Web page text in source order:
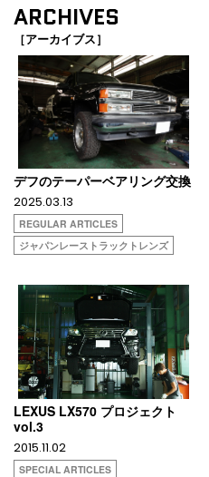
ARCHIVES
［アーカイブス］
デフのテーパーベアリング交換
2025.03.13
REGULAR ARTICLES
ジャパンレーストラックトレンズ
LEXUS LX570 プロジェクト
vol.3
2015.11.02
SPECIAL ARTICLES